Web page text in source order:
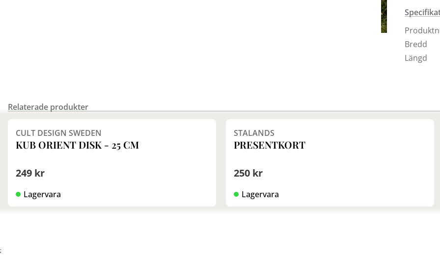
Bredd
Längd
Relaterade produkter Finns i fler val (3)
CULT DESIGN SWEDEN
KUB ORIENT DISK - 25 CM
249 kr
Lagervara
Finns i fler val (3)
STALANDS
PRESENTKORT
250 kr
Lagervara
;